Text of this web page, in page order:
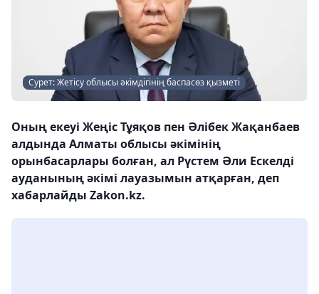
Сурет: Жетісу облысы әкімдігінің баспасөз қызметі
Оның екеуі Жеңіс Тұяқов пен Әлібек Жақанбаев
алдында Алматы облысы әкімінің
орынбасарлары болған, ал Рүстем Әли Ескелді
ауданының әкімі лауазымын атқарған, деп
хабарлайды Zakon.kz.